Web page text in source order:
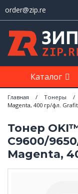
order@zip.re
Каталог
Главная / Тонеры /
Magenta, 400 гр/фл. Grafit
Тонер
C9600/
Magenta,